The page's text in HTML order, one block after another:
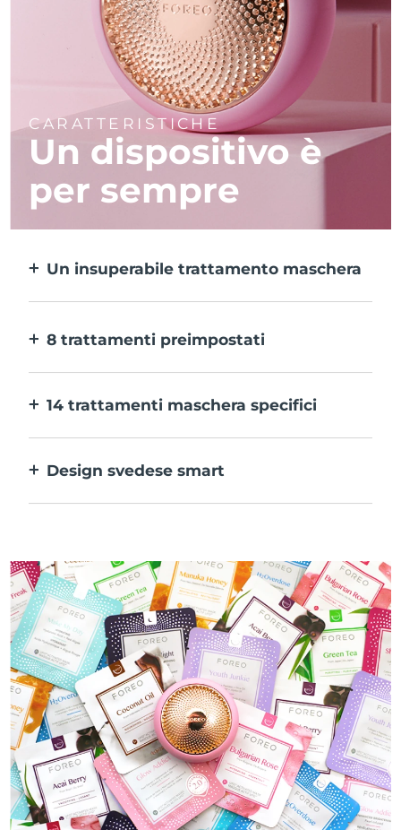
CARATTERISTICHE
Un dispositivo è
per sempre
Un insuperabile trattamento maschera
8 trattamenti preimpostati
alle tue preferenze.
14 trattamenti maschera specifici
ingredienti della maschera.
Design svedese smart